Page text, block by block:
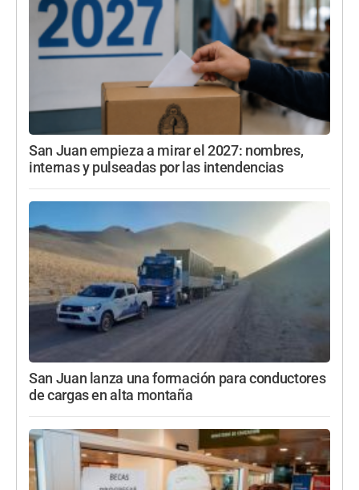
San Juan empieza a mirar el 2027: nombres,
internas y pulseadas por las intendencias
San Juan lanza una formación para conductores
de cargas en alta montaña